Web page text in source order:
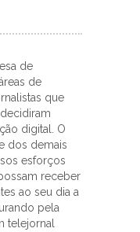
de
de
que
digital. O
dos demais
esforços
receber
ao seu dia a
pela
telejornal